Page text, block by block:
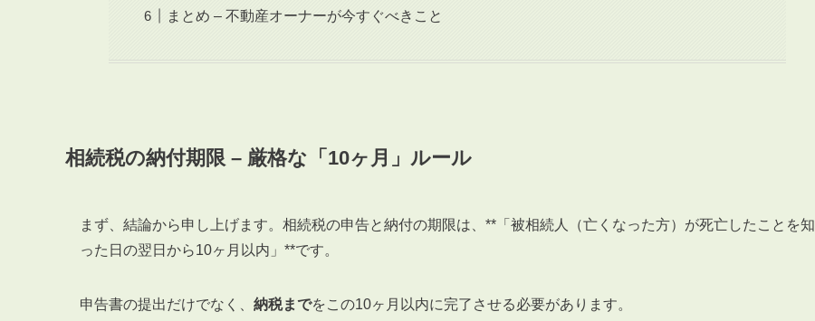
会社概要
企業理念
グループ会社紹介
自慢の「賃料設定」／マーケティング
まとめ – 不動産オーナーが今すぐべきこと
相続税の納付期限 – 厳格な「10ヶ月」ルール
まず、結論から申し上げます。相続税の申告と納付の期限は、**「被相続人（亡くなった方）が死亡したことを知
った日の翌日から10ヶ月以内」**です。
申告書の提出だけでなく、 納税までをこの10ヶ月以内に完了させる必要があります。